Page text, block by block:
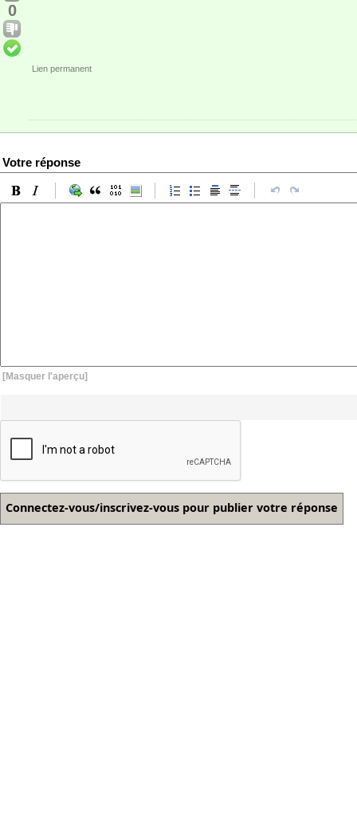
0
Lien permanent
Votre réponse
[Masquer l'aperçu]